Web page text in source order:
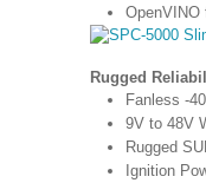
OpenVINO
Rugged
Fanless -
9V to 48V
Rugged
Ignition